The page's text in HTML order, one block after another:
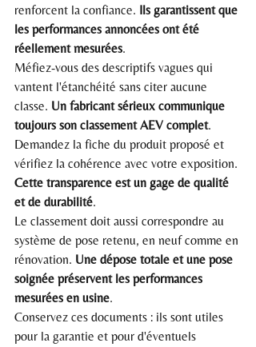
renforcent la confiance. Ils garantissent que
les performances annoncées ont été
réellement mesurées.
Méfiez-vous des descriptifs vagues qui
vantent l'étanchéité sans citer aucune
classe. Un fabricant sérieux communique
toujours son classement AEV complet.
Demandez la fiche du produit proposé et
vérifiez la cohérence avec votre exposition.
Cette transparence est un gage de qualité
et de durabilité.
Le classement doit aussi correspondre au
système de pose retenu, en neuf comme en
rénovation. Une dépose totale et une pose
soignée préservent les performances
mesurées en usine.
Conservez ces documents : ils sont utiles
pour la garantie et pour d'éventuels